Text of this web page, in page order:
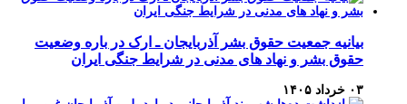
بیانیه جمعیت حقوق بشر آذربایجان ـ ارک در باره وضعیت
حقوق بشر و نهاد های مدنی در شرایط جنگی ایران
۰۳ خرداد ۱۴۰۵